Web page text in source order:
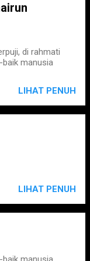
di rahmati
baik manusia
LIHAT PENUH
LIHAT PENUH